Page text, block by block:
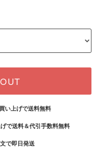
い上げで送料無料
で送料＆代引手数料無料
で即日発送